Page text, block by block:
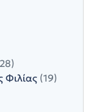
Φιλίας(19)